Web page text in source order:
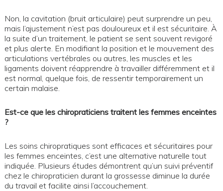
Non, la cavitation (bruit articulaire) peut surprendre un peu,
mais l’ajustement n’est pas douloureux et il est sécuritaire. À
la suite d’un traitement, le patient se sent souvent revigoré
et plus alerte. En modifiant la position et le mouvement des
articulations vertébrales ou autres, les muscles et les
ligaments doivent réapprendre à travailler différemment et il
est normal, quelque fois, de ressentir temporairement un
certain malaise.
Est-ce que les chiropraticiens traitent les femmes enceintes
?
Les soins chiropratiques sont efficaces et sécuritaires pour
les femmes enceintes, c’est une alternative naturelle tout
indiquée. Plusieurs études démontrent qu’un suivi préventif
chez le chiropraticien durant la grossesse diminue la durée
du travail et facilite ainsi l’accouchement.